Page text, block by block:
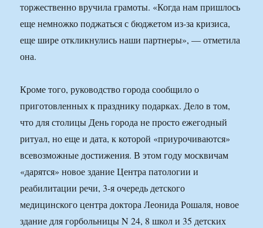
торжественно вручила грамоты. «Когда нам пришлось
еще немножко поджаться с бюджетом из-за кризиса,
еще шире откликнулись наши партнеры», — отметила
она.
Кроме того, руководство города сообщило о
приготовленных к празднику подарках. Дело в том,
что для столицы День города не просто ежегодный
ритуал, но еще и дата, к которой «приурочиваются»
всевозможные достижения. В этом году москвичам
«дарятся» новое здание Центра патологии и
реабилитации речи, 3-я очередь детского
медицинского центра доктора Леонида Рошаля, новое
здание для горбольницы N 24, 8 школ и 35 детских